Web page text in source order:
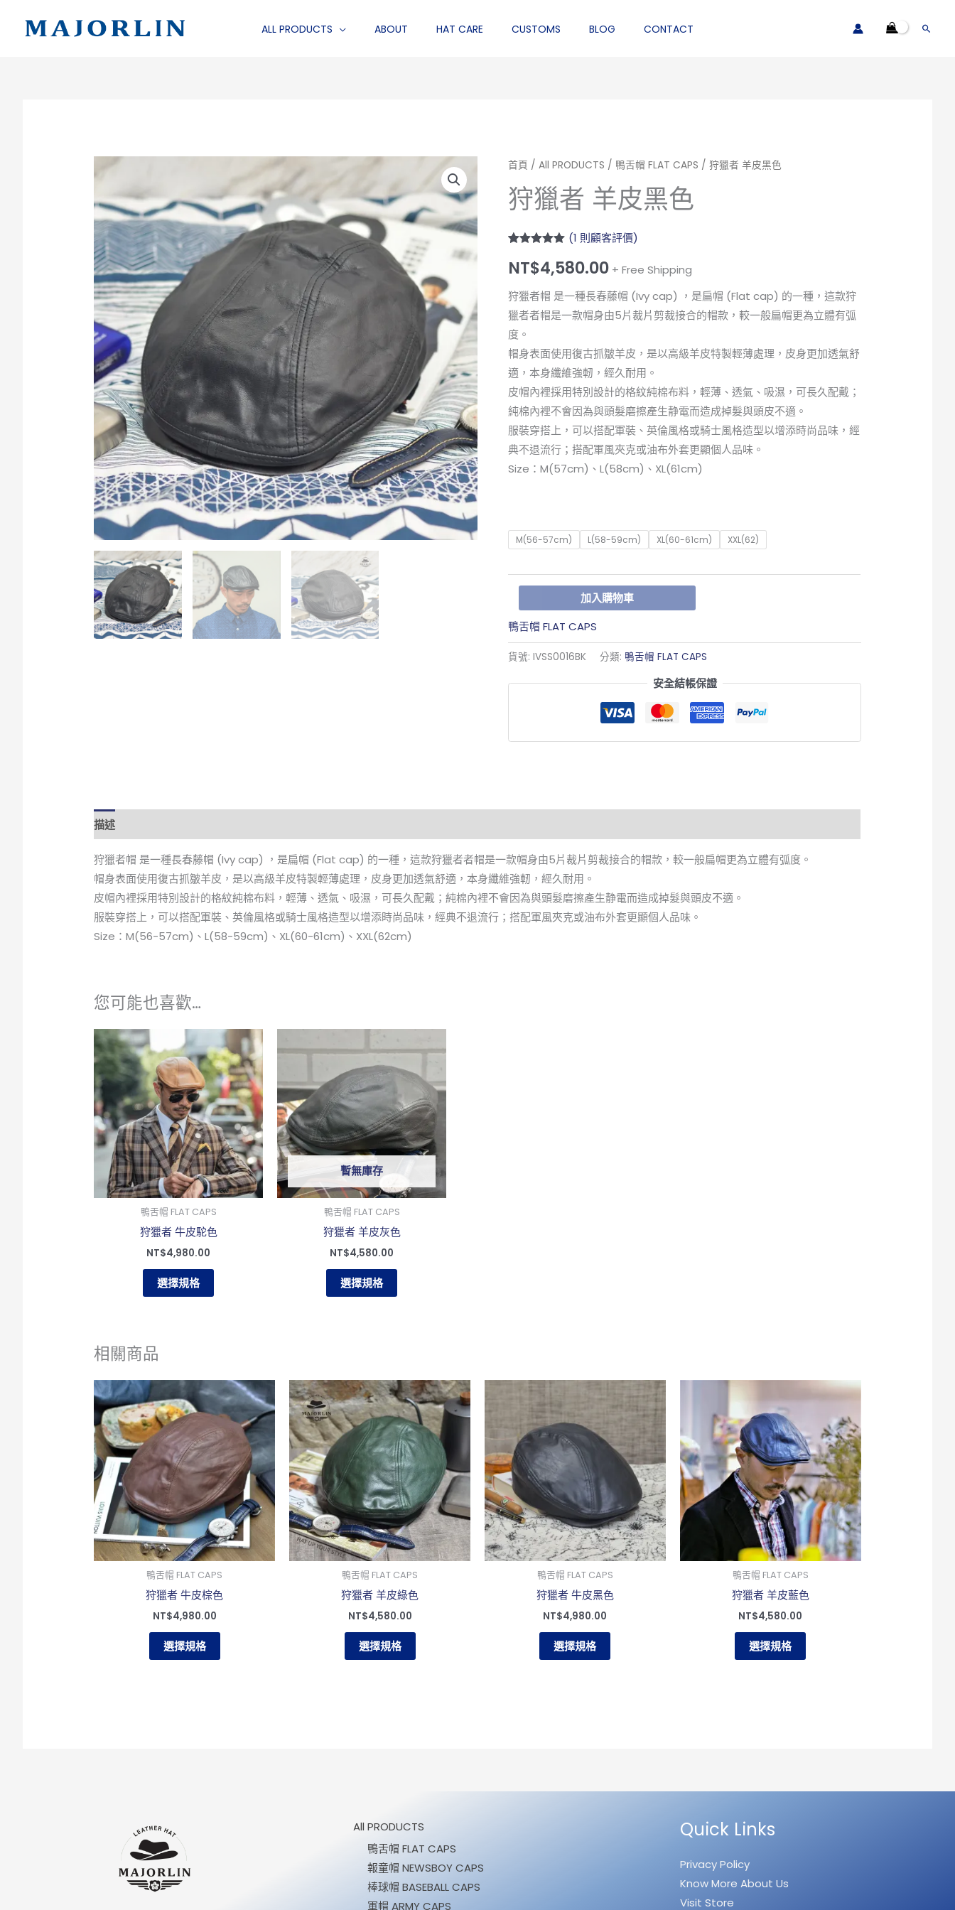
ALL PRODUCTS ABOUT HAT CARE CUSTOMS BLOG CONTACT
搜
首頁 /All PRODUCTS / 鴨舌帽 FLAT CAPS / 狩獵者 羊皮黑色
狩獵者 羊皮黑色
5，已有 位
顧客進行評
(1 則顧客評價)
NT$4,580.00 + Free Shipping
狩獵者帽 是一種長春藤帽 (Ivy cap) ，是扁帽 (Flat cap) 的一種，這款狩
獵者者帽是一款帽身由5片裁片剪裁接合的帽款，較一般扁帽更為立體有弧
度。
帽身表面使用復古抓皺羊皮，是以高級羊皮特製輕薄處理，皮身更加透氣舒
適，本身纖維強軔，經久耐用。
皮帽內裡採用特別設計的格紋純棉布料，輕薄、透氣、吸濕，可長久配戴；
純棉內裡不會因為與頭髮磨擦產生静電而造成掉髮與頭皮不適。
服裝穿搭上，可以搭配軍裝、英倫風格或騎士風格造型以增添時尚品味，經
典不退流行；搭配軍風夾克或油布外套更顯個人品味。
Size：M(57cm)、L(58cm)、XL(61cm)
M(56-57cm) L(58-59cm) XL(60-61cm) XXL(62)
狩
獵
者
皮
黑
數
量
加入購物車
鴨舌帽 FLAT CAPS
貨號:IVSS0016BK 分類: 鴨舌帽 FLAT CAPS
安全結帳保證
描述
狩獵者帽 是一種長春藤帽 (Ivy cap) ，是扁帽 (Flat cap) 的一種，這款狩獵者者帽是一款帽身由5片裁片剪裁接合的帽款，較一般扁帽更為立體有弧度。
帽身表面使用復古抓皺羊皮，是以高級羊皮特製輕薄處理，皮身更加透氣舒適，本身纖維強軔，經久耐用。
皮帽內裡採用特別設計的格紋純棉布料，輕薄、透氣、吸濕，可長久配戴；純棉內裡不會因為與頭髮磨擦產生静電而造成掉髮與頭皮不適。
服裝穿搭上，可以搭配軍裝、英倫風格或騎士風格造型以增添時尚品味，經典不退流行；搭配軍風夾克或油布外套更顯個人品味。
Size：M(56-57cm)、L(58-59cm)、XL(60-61cm)、XXL(62cm)
您可能也喜歡…
鴨舌帽 FLAT CAPS
狩獵者 牛皮駝色
NT$4,980.00
選擇規格
產
品
有
多
種
款
式。
可
在
產
頁
暫無庫存
鴨舌帽 FLAT CAPS
狩獵者 羊皮灰色
NT$4,580.00
選擇規格
產
品
多
種
款
式。
可
在
產
頁
相關商品
鴨舌帽 FLAT CAPS
狩獵者 牛皮棕色
NT$4,980.00
選擇規格
此
產
品
有
多
種
款
式。
可
在
產
品
面
選
鴨舌帽 FLAT CAPS
狩獵者 羊皮綠色
NT$4,580.00
選擇規格
此
產
品
有
多
種
款
式。
可
在
產
品
面
選
鴨舌帽 FLAT CAPS
狩獵者 牛皮黑色
NT$4,980.00
選擇規格
產
有
款
式。
可
在
產
品
面
選
鴨舌帽 FLAT CAPS
狩獵者 羊皮藍色
NT$4,580.00
選擇規格
此
有
多
種
款
式。
可
在
產
品
面
選
All PRODUCTS
鴨舌帽 FLAT CAPS
報童帽 NEWSBOY CAPS
棒球帽 BASEBALL CAPS
軍帽 ARMY CAPS
Quick Links
Privacy Policy
Know More About Us
Visit Store